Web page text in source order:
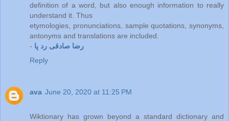
definition of a word, but also enough information to really
understand it. Thus
etymologies, pronunciations, sample quotations, synonyms,
antonyms and translations are included.
- رضا صادقی رد پا
Reply
ava June 20, 2020 at 11:25 PM
Wiktionary has grown beyond a standard dictionary and